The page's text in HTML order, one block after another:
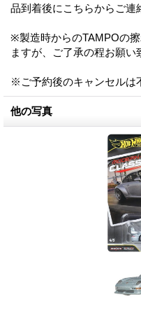
品到着後にこちらからご連
※製造時からのTAMPOの
ますが、ご了承の程お願い
※ご予約後のキャンセルは
他の写真